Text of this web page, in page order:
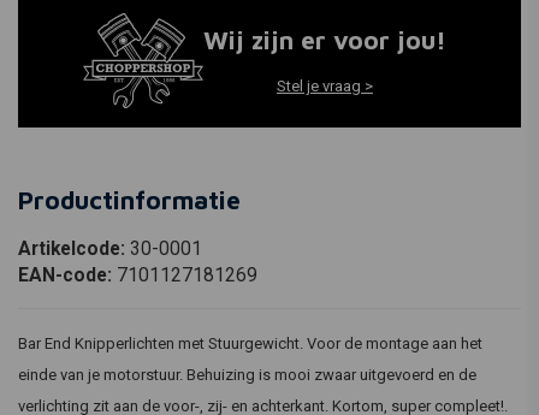
Wij zijn er voor jou!
Stel je vraag >
Productinformatie
Artikelcode: 30-0001
EAN-code: 7101127181269
Bar End Knipperlichten met Stuurgewicht. Voor de montage aan het
einde van je motorstuur. Behuizing is mooi zwaar uitgevoerd en de
verlichting zit aan de voor-, zij- en achterkant. Kortom, super compleet!.